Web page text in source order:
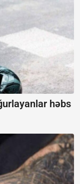
həbs